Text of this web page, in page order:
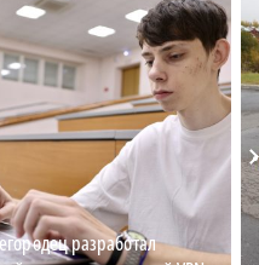
разработал